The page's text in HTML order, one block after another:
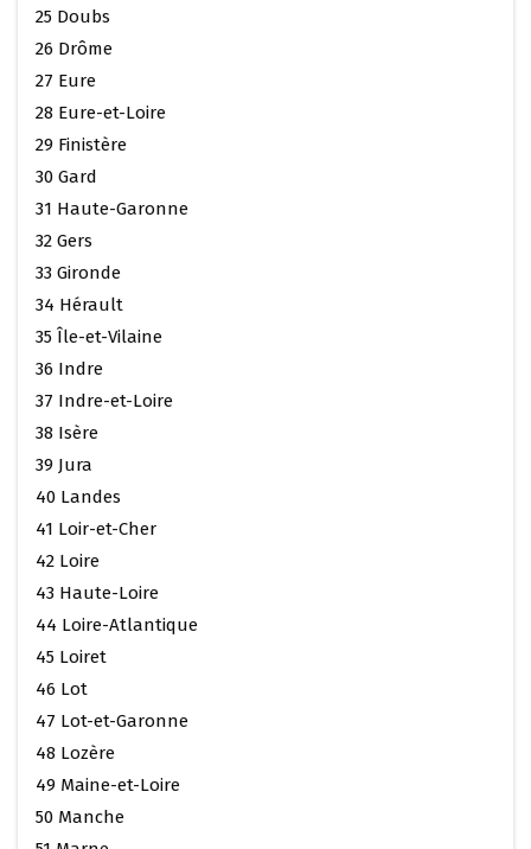
25 Doubs
26 Drôme
27 Eure
28 Eure-et-Loire
29 Finistère
30 Gard
31 Haute-Garonne
32 Gers
33 Gironde
34 Hérault
35 Île-et-Vilaine
36 Indre
37 Indre-et-Loire
38 Isère
39 Jura
40 Landes
41 Loir-et-Cher
42 Loire
43 Haute-Loire
44 Loire-Atlantique
45 Loiret
46 Lot
47 Lot-et-Garonne
48 Lozère
49 Maine-et-Loire
50 Manche